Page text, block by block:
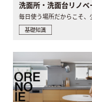
基礎知識